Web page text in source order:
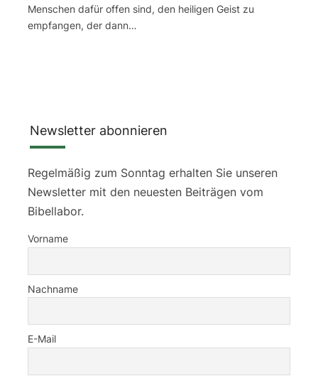
Menschen dafür offen sind, den heiligen Geist zu
empfangen, der dann…
Newsletter abonnieren
Regelmäßig zum Sonntag erhalten Sie unseren
Newsletter mit den neuesten Beiträgen vom
Bibellabor.
Vorname
Nachname
E-Mail